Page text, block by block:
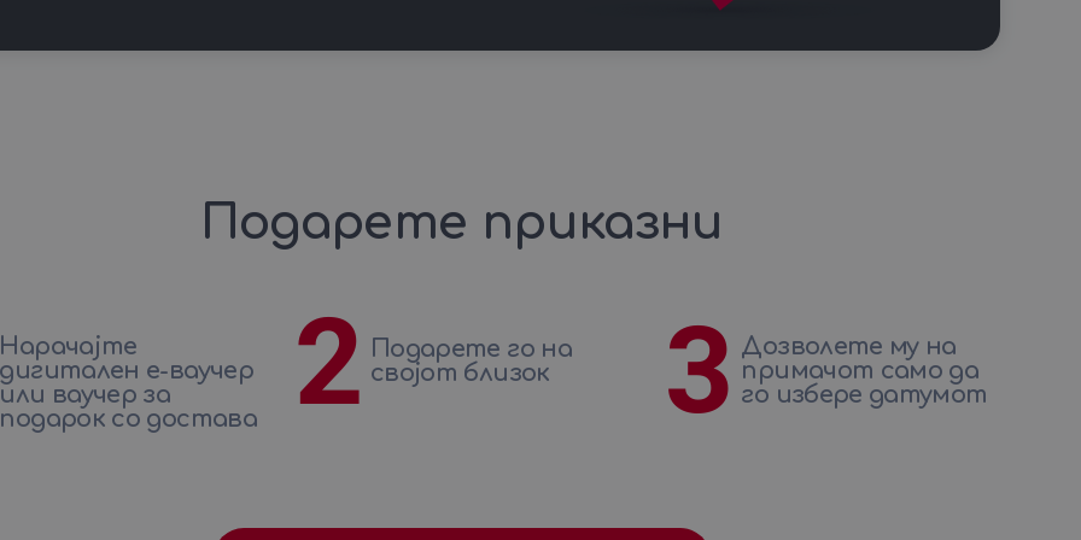
Подарете приказни
Нарачајте
дигитален е-ваучер
или ваучер за
подарок со достава
2 Подарете го на
својот близок
3 Дозволете му на
примачот само да
го избере датумот